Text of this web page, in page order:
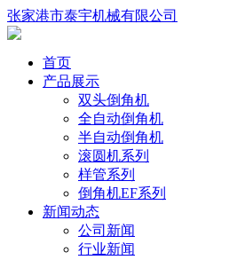
张家港市泰宇机械有限公司
首页
产品展示
双头倒角机
全自动倒角机
半自动倒角机
滚圆机系列
样管系列
倒角机EF系列
新闻动态
公司新闻
行业新闻